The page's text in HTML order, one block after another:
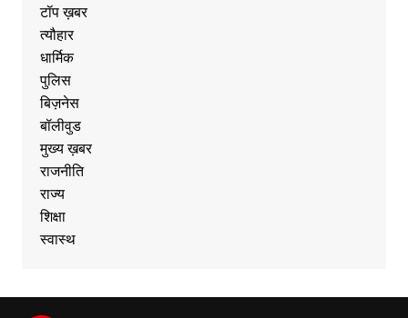
टॉप ख़बर
त्यौहार
धार्मिक
पुलिस
बिज़नेस
बॉलीवुड
मुख्य ख़बर
राजनीति
राज्य
शिक्षा
स्वास्थ